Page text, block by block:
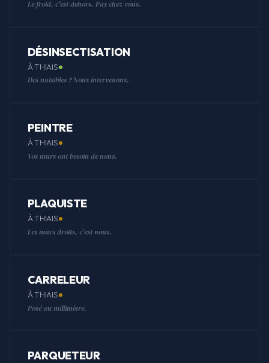
Le froid, c'est dehors. Pas chez vous.
DÉSINSECTISATION
À THIAIS
Des nuisibles ? Nous intervenons.
PEINTRE
À THIAIS
Vos murs ont besoin de nous.
PLAQUISTE
À THIAIS
Les murs droits, c'est nous.
CARRELEUR
À THIAIS
Posé au millimètre.
PARQUETEUR